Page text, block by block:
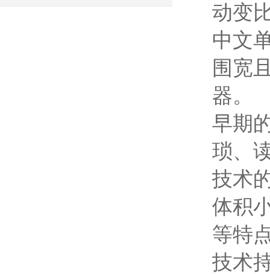
动变
中文
围宽
器。
早期
琐、
技术
体积
等特
技术